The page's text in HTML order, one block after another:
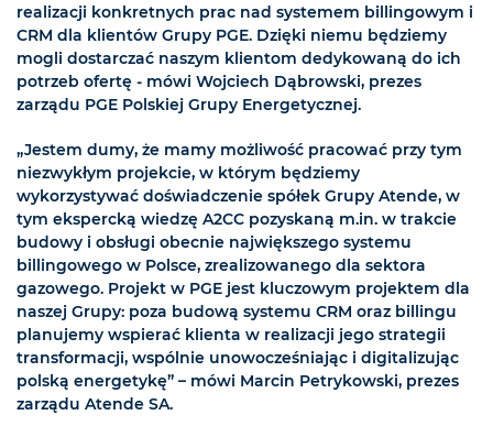
realizacji konkretnych prac nad systemem billingowym i
CRM dla klientów Grupy PGE. Dzięki niemu będziemy
mogli dostarczać naszym klientom dedykowaną do ich
potrzeb ofertę - mówi Wojciech Dąbrowski, prezes
zarządu PGE Polskiej Grupy Energetycznej.
„Jestem dumy, że mamy możliwość pracować przy tym
niezwykłym projekcie, w którym będziemy
wykorzystywać doświadczenie spółek Grupy Atende, w
tym ekspercką wiedzę A2CC pozyskaną m.in. w trakcie
budowy i obsługi obecnie największego systemu
billingowego w Polsce, zrealizowanego dla sektora
gazowego. Projekt w PGE jest kluczowym projektem dla
naszej Grupy: poza budową systemu CRM oraz billingu
planujemy wspierać klienta w realizacji jego strategii
transformacji, wspólnie unowocześniając i digitalizując
polską energetykę” – mówi Marcin Petrykowski, prezes
zarządu Atende SA.